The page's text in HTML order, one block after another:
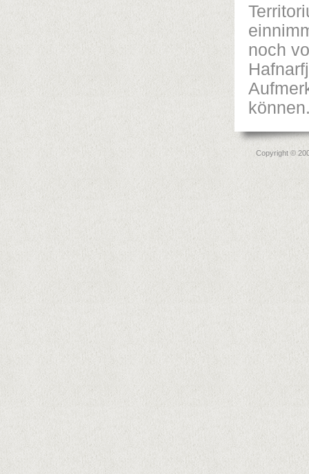
noch
Copyright ©